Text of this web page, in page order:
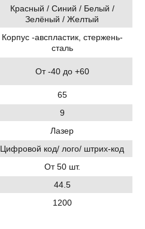
Красный / Синий / Белый /
Зелёный / Желтый
Корпус -авспластик, стержень-
сталь
От -40 до +60
65
9
Лазер
Цифровой код/ лого/ штрих-код
От 50 шт.
44.5
1200